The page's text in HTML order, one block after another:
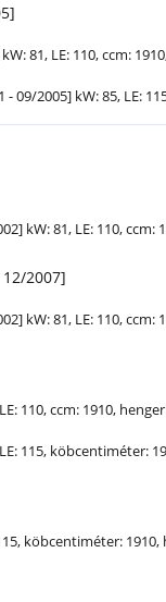
81, LE: 110, ccm:
- 09/2005] kW: 85, LE:
kW: 81, LE: 110, ccm:
2007]
kW: 81, LE: 110, ccm:
LE: 110, ccm: 1910,
LE: 115, köbcentiméter:
köbcentiméter: 1910,